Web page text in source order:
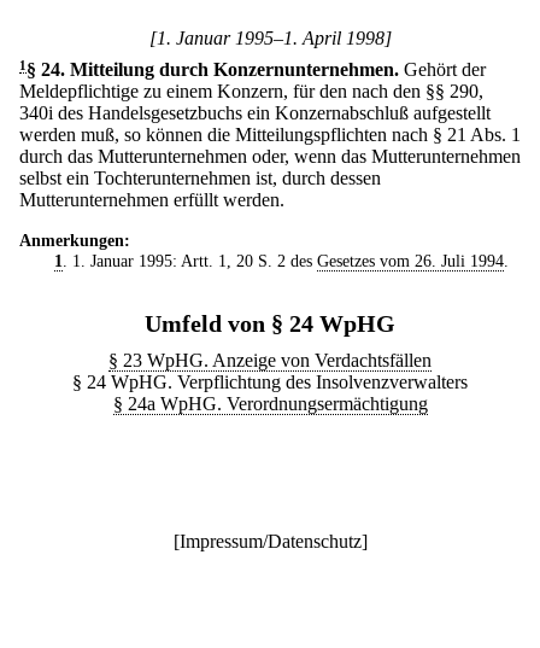
[1. Januar 1995–1. April 1998]
1§ 24. Mitteilung durch Konzernunternehmen. Gehört der
Meldepflichtige zu einem Konzern, für den nach den §§ 290,
340i des Handelsgesetzbuchs ein Konzernabschluß aufgestellt
werden muß, so können die Mitteilungspflichten nach § 21 Abs. 1
durch das Mutterunternehmen oder, wenn das Mutterunternehmen
selbst ein Tochterunternehmen ist, durch dessen
Mutterunternehmen erfüllt werden.
Anmerkungen:
1. 1. Januar 1995: Artt. 1, 20 S. 2 des Gesetzes vom 26. Juli 1994.
Umfeld von § 24 WpHG
§ 23 WpHG. Anzeige von Verdachtsfällen
§ 24 WpHG. Verpflichtung des Insolvenzverwalters
§ 24a WpHG. Verordnungsermächtigung
[Impressum/Datenschutz]